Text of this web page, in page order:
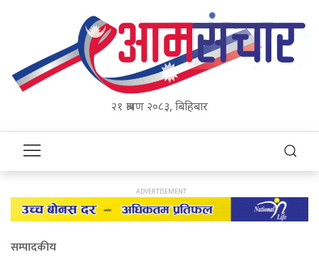
२१ श्रावण २०८३, बिहिबार
सम्पादकीय